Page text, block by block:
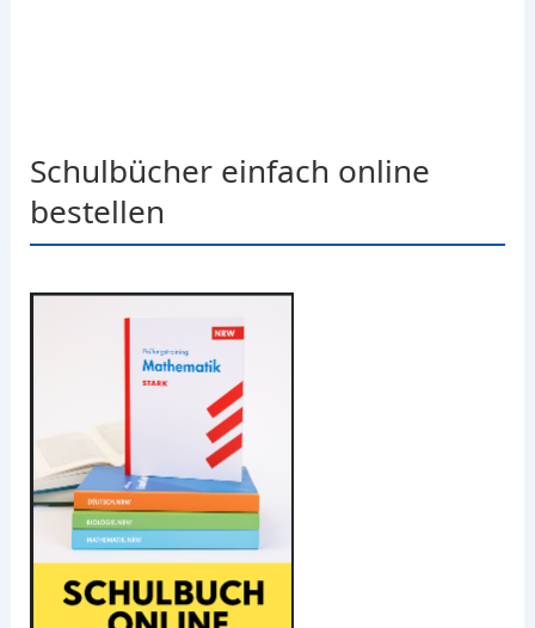
Schulbücher einfach online
bestellen